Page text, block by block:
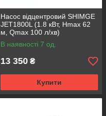
Насос відцентровий SHIMGE
JET1800L (1.8 кВт, Нmax 62
м, Qmax 100 л/хв)
В наявності 7 од.
13 350 ₴
Купити